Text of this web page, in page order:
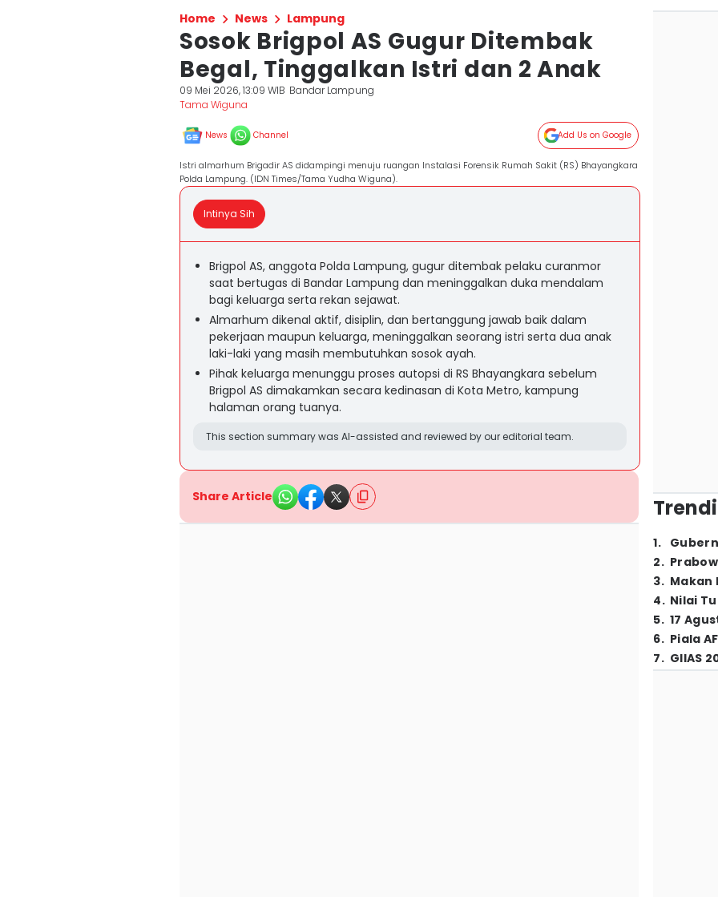
Home News Lampung
Sosok Brigpol AS Gugur Ditembak
Begal, Tinggalkan Istri dan 2 Anak
09 Mei 2026, 13:09 WIB Bandar Lampung
Tama Wiguna
News Channel Add Us on Google
Istri almarhum Brigadir AS didampingi menuju ruangan Instalasi Forensik Rumah Sakit (RS) Bhayangkara
Polda Lampung. (IDN Times/Tama Yudha Wiguna).
Intinya Sih
Brigpol AS, anggota Polda Lampung, gugur ditembak pelaku curanmor
saat bertugas di Bandar Lampung dan meninggalkan duka mendalam
bagi keluarga serta rekan sejawat.
Almarhum dikenal aktif, disiplin, dan bertanggung jawab baik dalam
pekerjaan maupun keluarga, meninggalkan seorang istri serta dua anak
laki-laki yang masih membutuhkan sosok ayah.
Pihak keluarga menunggu proses autopsi di RS Bhayangkara sebelum
Brigpol AS dimakamkan secara kedinasan di Kota Metro, kampung
halaman orang tuanya.
This section summary was AI-assisted and reviewed by our editorial team.
Share Article
1.
2.
3. Makan
4. Nilai
5. 17
6. Piala
7. GIIAS